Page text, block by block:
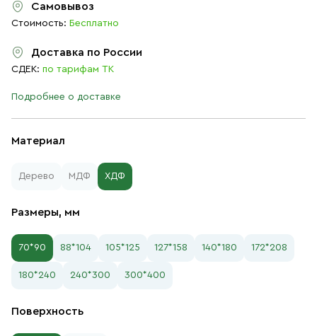
Материал
Дерево МДФ ХДФ
Размеры, мм
70*90 88*104 105*125 127*158 140*180 172*208
180*240 240*300 300*400
Поверхность
Самовывоз
Стоимость: Бесплатно
Доставка по России
СДЕК: по тарифам ТК
Подробнее о доставке